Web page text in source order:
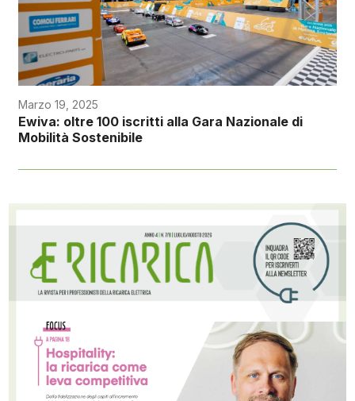
Marzo 19, 2025
Ewiva: oltre 100 iscritti alla Gara Nazionale di
Mobilità Sostenibile